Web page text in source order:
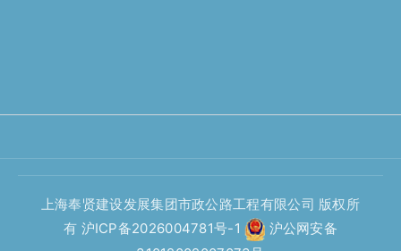
上海奉贤建设发展集团市政公路工程有限公司 版权所
有 沪ICP备2026004781号-1
沪公网安备